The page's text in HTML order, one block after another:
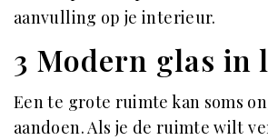
aanvulling op je interieur.
3 Modern glas in
Een te grote ruimte kan soms
aandoen. Als je de ruimte wilt